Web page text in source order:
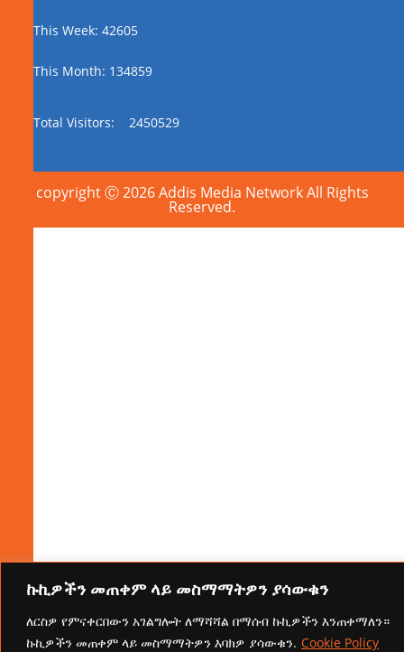
ኩኪዎችን መጠቀም ላይ መስማማትዎን ያሳውቁን
ለርስዎ የምናቀርበውን አገልግሎት ለማሻሻል በማሰብ ኩኪዎችን እንጠቀማለን።
ኩኪዎችን መጠቀም ላይ መስማማትዎን እባክዎ ያሳውቁን. Cookie Policy
This Week: 42605
This Month: 134859
Total Visitors: 2450529
copyright Ⓒ 2026 Addis Media Network All Rights
Reserved.